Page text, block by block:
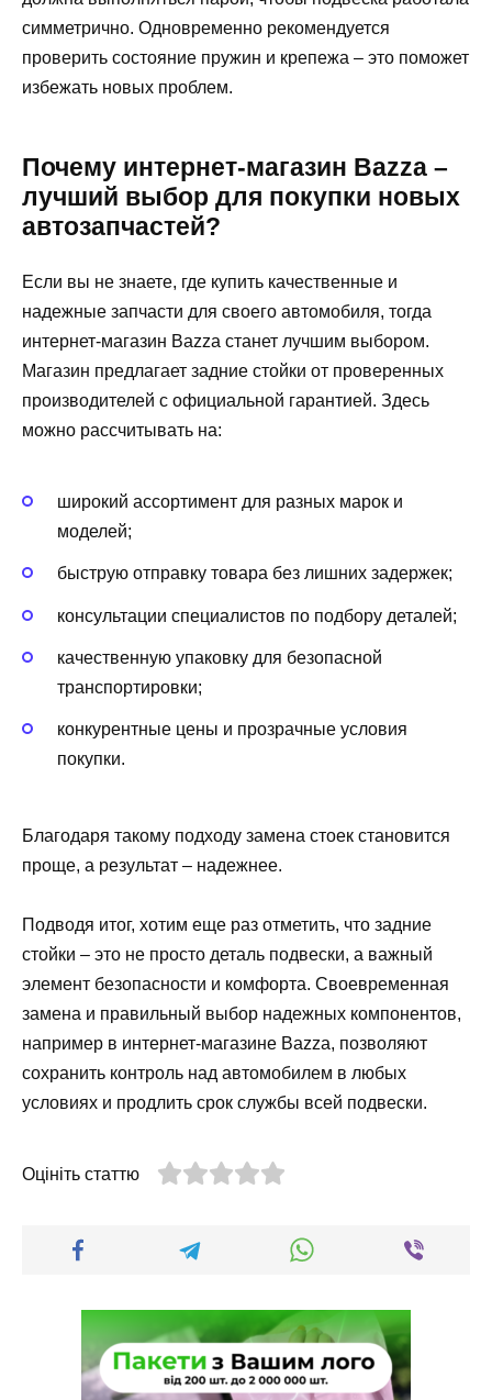
симметрично. Одновременно рекомендуется
проверить состояние пружин и крепежа – это поможет
избежать новых проблем.
Почему интернет-магазин Bazza –
лучший выбор для покупки новых
автозапчастей?
Если вы не знаете, где купить качественные и
надежные запчасти для своего автомобиля, тогда
интернет-магазин Bazza станет лучшим выбором.
Магазин предлагает задние стойки от проверенных
производителей с официальной гарантией. Здесь
можно рассчитывать на:
широкий ассортимент для разных марок и
моделей;
быструю отправку товара без лишних задержек;
консультации специалистов по подбору деталей;
качественную упаковку для безопасной
транспортировки;
конкурентные цены и прозрачные условия
покупки.
Благодаря такому подходу замена стоек становится
проще, а результат – надежнее.
Подводя итог, хотим еще раз отметить, что задние
стойки – это не просто деталь подвески, а важный
элемент безопасности и комфорта. Своевременная
замена и правильный выбор надежных компонентов,
например в интернет-магазине Bazza, позволяют
сохранить контроль над автомобилем в любых
условиях и продлить срок службы всей подвески.
Оцініть статтю